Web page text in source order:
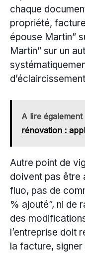
chaque
propriété,
épouse Martin”
Martin” sur un
A lire également
rénovation :
Autre point de
doivent pas être
fluo, pas de
% ajouté”, ni de
des
l’entreprise doit
la facture, signer